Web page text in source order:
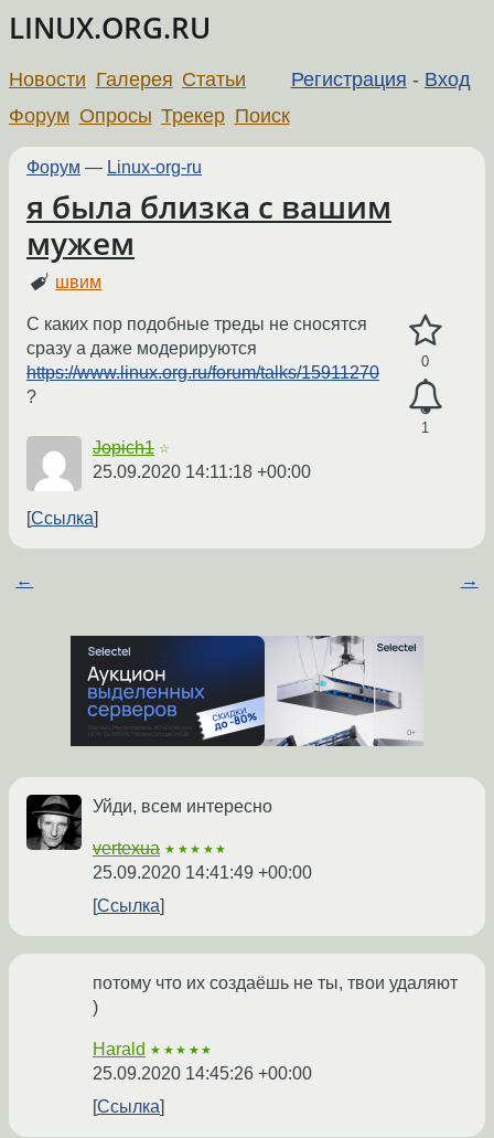
LINUX.ORG.RU
Регистрация - Вход
Новости Галерея Статьи
Форум Опросы Трекер Поиск
Форум — Linux-org-ru
я была близка с вашим
мужем
швим
0
1
С каких пор подобные треды не сносятся
сразу а даже модерируются
https://www.linux.org.ru/forum/talks/15911270
?
Jopich1 ☆
25.09.2020 14:11:18 +00:00
Ссылка
← →
Уйди, всем интересно
vertexua ★★★★★
25.09.2020 14:41:49 +00:00
Ссылка
потому что их создаёшь не ты, твои удаляют
)
Harald ★★★★★
25.09.2020 14:45:26 +00:00
Ссылка